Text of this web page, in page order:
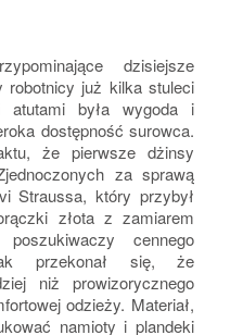
dzisiejsze
robotnicy już kilka stuleci
atutami była wygoda i
dostępność surowca.
że pierwsze dżinsy
za sprawą
Straussa, który przybył
złota z zamiarem
cennego
przekonał się, że
niż prowizorycznego
odzieży. Materiał,
namioty i plandeki